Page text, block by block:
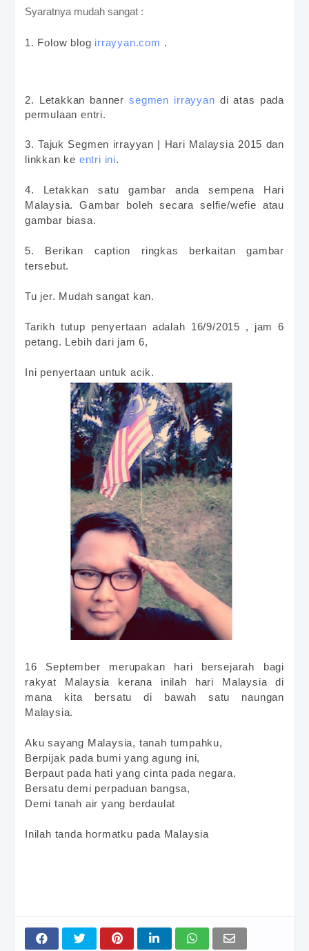
Syaratnya mudah sangat :
1. Folow blog irrayyan.com .
2. Letakkan bannersegmen irrayyan di atas pada
permulaan entri.
3. Tajuk Segmen irrayyan | Hari Malaysia 2015 dan
linkkan ke entri ini.
4. Letakkan satu gambar anda sempena Hari
Malaysia. Gambar boleh secara selfie/wefie atau
gambar biasa.
5. Berikan caption ringkas berkaitan gambar
tersebut.
Tu jer. Mudah sangat kan.
Tarikh tutup penyertaan adalah 16/9/2015 , jam 6
petang. Lebih dari jam 6,
Ini penyertaan untuk acik.
16 September merupakan hari bersejarah bagi
rakyat Malaysia kerana inilah hari Malaysia di
mana kita bersatu di bawah satu naungan
Malaysia.
Aku sayang Malaysia, tanah tumpahku,
Berpijak pada bumi yang agung ini,
Berpaut pada hati yang cinta pada negara,
Bersatu demi perpaduan bangsa,
Demi tanah air yang berdaulat
Inilah tanda hormatku pada Malaysia